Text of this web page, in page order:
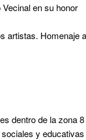
en su honor
artistas. Homenaje
dentro de la zona 8
y